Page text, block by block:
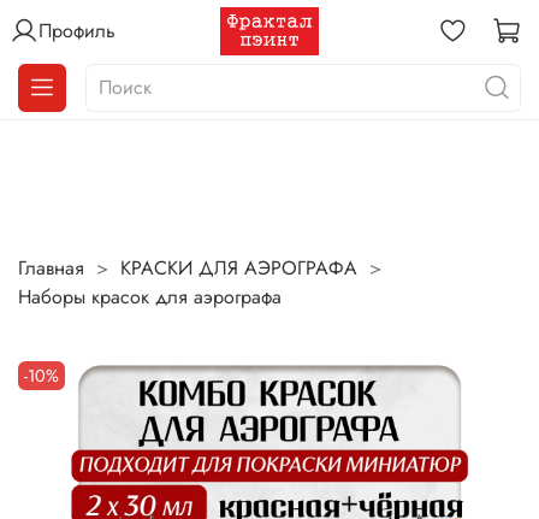
Профиль
Главная
КРАСКИ ДЛЯ АЭРОГРАФА
Наборы красок для аэрографа
-10%